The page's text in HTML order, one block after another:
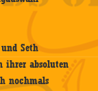
Seth
ihrer absoluten
nochmals